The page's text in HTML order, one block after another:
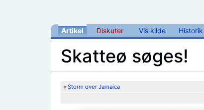
Artikel Diskuter Vis kilde Historik
Skatteø søges!
« Storm over Jamaica